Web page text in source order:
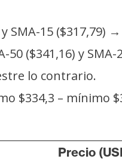
y SMA-15
50 ($341,16) y
lo contrario.
$334,3 –
Precio